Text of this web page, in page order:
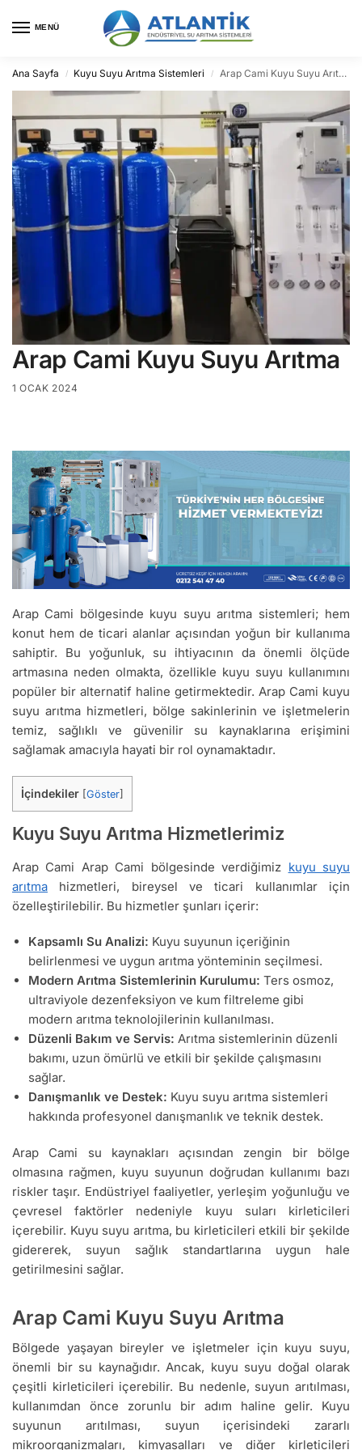
MENÜ
Ana Sayfa / Kuyu Suyu Arıtma Sistemleri / Arap Cami Kuyu Suyu Arıtma
Arap Cami Kuyu Suyu Arıtma
1 OCAK 2024
Arap Cami bölgesinde kuyu suyu arıtma sistemleri; hem
konut hem de ticari alanlar açısından yoğun bir kullanıma
sahiptir. Bu yoğunluk, su ihtiyacının da önemli ölçüde
artmasına neden olmakta, özellikle kuyu suyu kullanımını
popüler bir alternatif haline getirmektedir. Arap Cami kuyu
suyu arıtma hizmetleri, bölge sakinlerinin ve işletmelerin
temiz, sağlıklı ve güvenilir su kaynaklarına erişimini
sağlamak amacıyla hayati bir rol oynamaktadır.
İçindekiler Göster
Kuyu Suyu Arıtma Hizmetlerimiz
Arap Cami Arap Cami bölgesinde verdiğimiz kuyu suyu
arıtma hizmetleri, bireysel ve ticari kullanımlar için
özelleştirilebilir. Bu hizmetler şunları içerir:
Kapsamlı Su Analizi: Kuyu suyunun içeriğinin
belirlenmesi ve uygun arıtma yönteminin seçilmesi.
Modern Arıtma Sistemlerinin Kurulumu: Ters osmoz,
ultraviyole dezenfeksiyon ve kum filtreleme gibi
modern arıtma teknolojilerinin kullanılması.
Düzenli Bakım ve Servis: Arıtma sistemlerinin düzenli
bakımı, uzun ömürlü ve etkili bir şekilde çalışmasını
sağlar.
Danışmanlık ve Destek: Kuyu suyu arıtma sistemleri
hakkında profesyonel danışmanlık ve teknik destek.
Arap Cami su kaynakları açısından zengin bir bölge
olmasına rağmen, kuyu suyunun doğrudan kullanımı bazı
riskler taşır. Endüstriyel faaliyetler, yerleşim yoğunluğu ve
çevresel faktörler nedeniyle kuyu suları kirleticileri
içerebilir. Kuyu suyu arıtma, bu kirleticileri etkili bir şekilde
gidererek, suyun sağlık standartlarına uygun hale
getirilmesini sağlar.
Arap Cami Kuyu Suyu Arıtma
Bölgede yaşayan bireyler ve işletmeler için kuyu suyu,
önemli bir su kaynağıdır. Ancak, kuyu suyu doğal olarak
çeşitli kirleticileri içerebilir. Bu nedenle, suyun arıtılması,
kullanımdan önce zorunlu bir adım haline gelir. Kuyu
suyunun arıtılması, suyun içerisindeki zararlı
mikroorganizmaları, kimyasalları ve diğer kirleticileri